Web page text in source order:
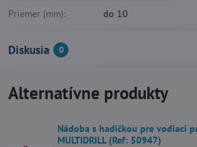
Priemer (mm): do 10
Diskusia 0
Alternatívne produkty
Nádoba s hadičkou pre vodiaci
MULTIDRILL (Ref: 50947)